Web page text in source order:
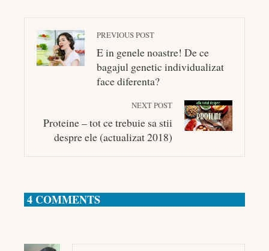
PREVIOUS POST
E in genele noastre! De ce
bagajul genetic individualizat
face diferenta?
NEXT POST
Proteine – tot ce trebuie sa stii
despre ele (actualizat 2018)
4 COMMENTS